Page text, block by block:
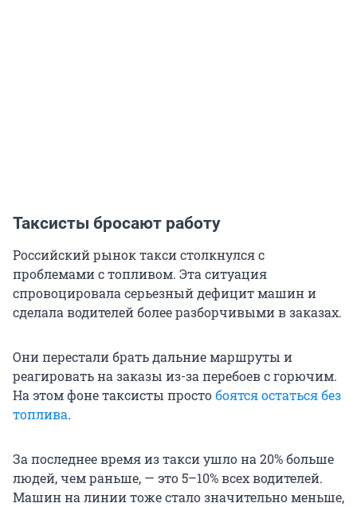
Таксисты бросают работу
Российский рынок такси столкнулся с
проблемами с топливом. Эта ситуация
спровоцировала серьезный дефицит машин и
сделала водителей более разборчивыми в заказах.
Они перестали брать дальние маршруты и
реагировать на заказы из-за перебоев с горючим.
На этом фоне таксисты простобоятся остаться без
топлива.
За последнее время из такси ушло на 20% больше
людей, чем раньше, — это 5–10% всех водителей.
Машин на линии тоже стало значительно меньше,